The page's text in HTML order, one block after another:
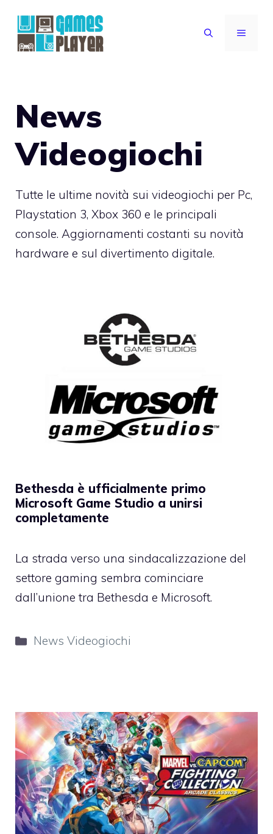
contenuto
MENU
News
Videogiochi
Tutte le ultime novità sui videogiochi per Pc,
Playstation 3, Xbox 360 e le principali
console. Aggiornamenti costanti su novità
hardware e sul divertimento digitale.
Bethesda è ufficialmente primo
Microsoft Game Studio a unirsi
completamente
La strada verso una sindacalizzazione del
settore gaming sembra cominciare
dall’unione tra Bethesda e Microsoft.
Categorie
News Videogiochi